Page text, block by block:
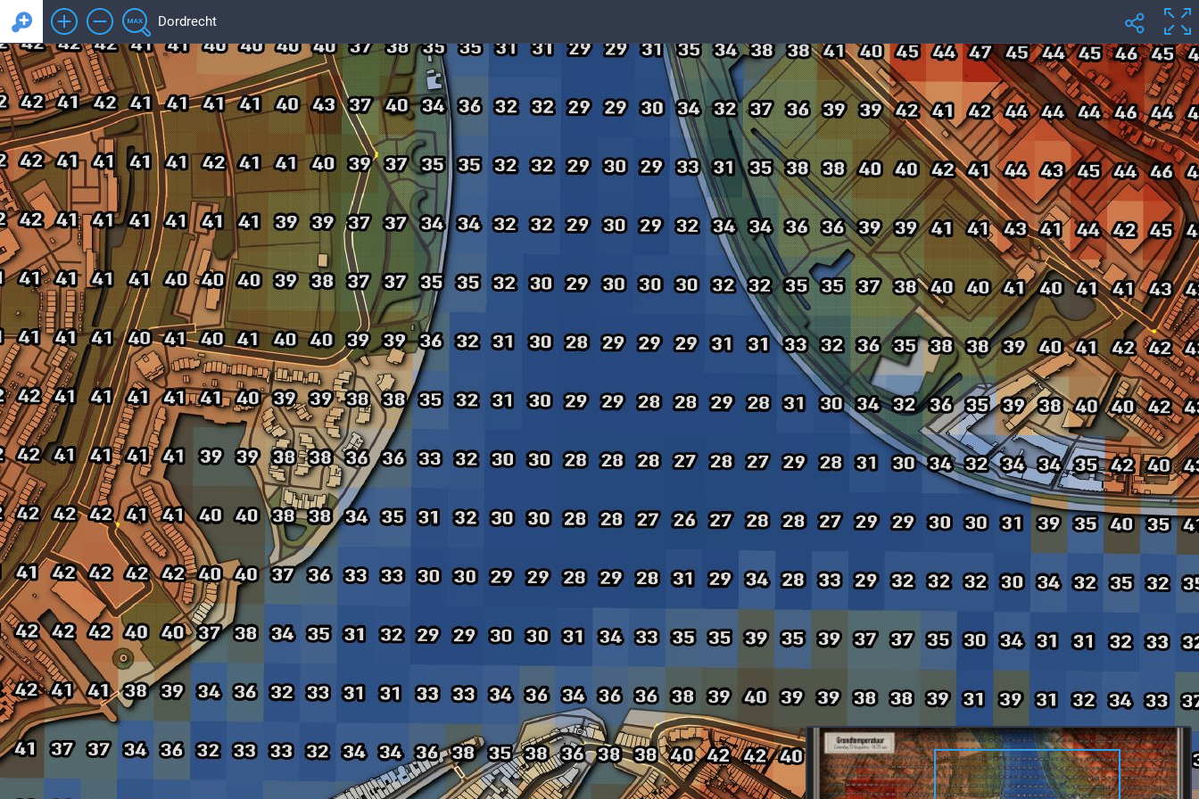
Dordrecht